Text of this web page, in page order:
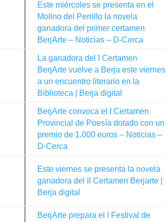
Este miércoles se presenta en el
Molino del Perrillo la novela
ganadora del primer certamen
BerjArte – Noticias – D-Cerca
La ganadora del I Certamen
BerjArte vuelve a Berja este viernes
a un encuentro literario en la
Biblioteca | Berja digital
BerjArte convoca el I Certamen
Provincial de Poesía dotado con un
premio de 1.000 euros – Noticias –
D-Cerca
Este viernes se presenta la novela
ganadora del II Certamen Berjarte |
Berja digital
BerjArte prepara el I Festival de